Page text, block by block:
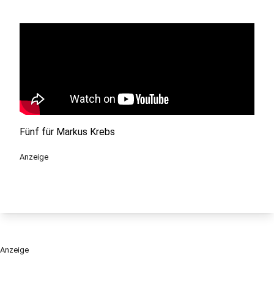
Fünf für Markus Krebs
Anzeige
Anzeige